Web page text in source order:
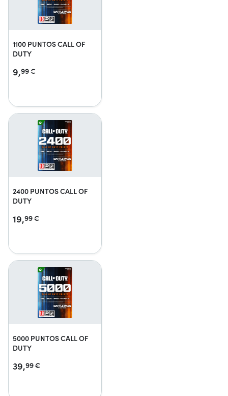
1100 PUNTOS CALL OF
DUTY
9,99€
2400 PUNTOS CALL OF
DUTY
19,99€
5000 PUNTOS CALL OF
DUTY
39,99€